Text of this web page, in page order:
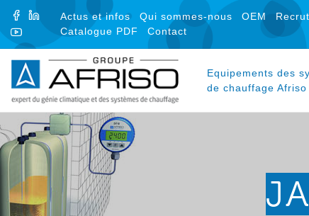
FACEBOOK
LINKEDIN
YOUTUBE
Actus et infos Qui sommes-nous OEM
Catalogue PDF
Contact
Equipements des
de chauffage Afriso